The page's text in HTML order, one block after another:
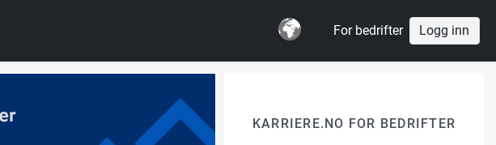
For bedrifter Logg inn
KARRIERE.NO FOR BEDRIFTER